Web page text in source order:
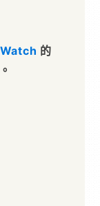
Watch 的